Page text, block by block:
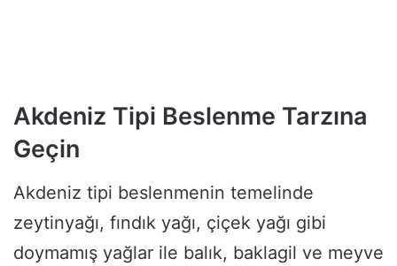
Akdeniz Tipi Beslenme Tarzına
Geçin
Akdeniz tipi beslenmenin temelinde
zeytinyağı, fındık yağı, çiçek yağı gibi
doymamış yağlar ile balık, baklagil ve meyve